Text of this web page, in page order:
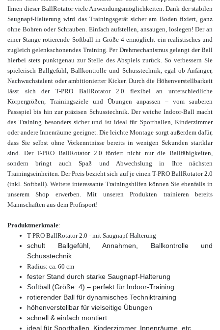
Ihnen dieser BallRotator viele Anwendungsmöglichkeiten. Dank der stabilen
Saugnapf-Halterung wird das Trainingsgerät sicher am Boden fixiert, ganz
ohne Bohren oder Schrauben. Einfach aufstellen, ansaugen, loslegen! Der an
einer Stange rotierende Softball in Größe 4 ermöglicht ein realistisches und
zugleich gelenkschonendes Training. Per Drehmechanismus gelangt der Ball
hierbei stets punktgenau zur Stelle des Abspiels zurück. So verbessern Sie
spielerisch Ballgefühl, Ballkontrolle und Schusstechnik, egal ob Anfänger,
Nachwuchstalent oder ambitionierter Kicker. Durch die Höhenverstellbarkeit
lässt sich der T-PRO BallRotator 2.0 flexibel an unterschiedliche
Körpergrößen, Trainingsziele und Übungen anpassen – vom sauberen
Passspiel bis hin zur präzisen Schusstechnik. Der weiche Indoor-Ball macht
das Training besonders sicher und ist ideal für Sporthallen, Kinderzimmer
oder andere Innenräume geeignet. Die leichte Montage sorgt außerdem dafür,
dass Sie selbst ohne Vorkenntnisse bereits in wenigen Sekunden startklar
sind. Der T-PRO BallRotator 2.0 fördert nicht nur die Ballfähigkeiten,
sondern bringt auch Spaß und Abwechslung in Ihre nächsten
Trainingseinheiten. Der Preis bezieht sich auf je einen T-PRO BallRotator 2.0
(inkl. Softball). Weitere interessante Trainingshilfen können Sie ebenfalls in
unserem Shop
erwerben. Mit unseren Produkten trainieren bereits
Mannschaften aus dem Profisport!
Produktmerkmale:
T-PRO BallRotator 2.0 - mit Saugnapf-Halterung
schult Ballgefühl, Annahmen, Ballkontrolle und
Schusstechnik
Radius: ca. 60 cm
fester Stand durch starke Saugnapf-Halterung
Softball (Größe: 4) – perfekt für Indoor-Training
rotierender Ball für dynamisches Techniktraining
höhenverstellbar für vielseitige Übungen
schnell & einfach montiert
ideal für Sporthallen, Kinderzimmer, Innenräume, etc.